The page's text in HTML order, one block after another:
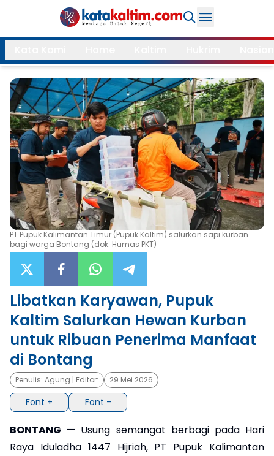
Daerah
Kukar
Samarinda
Bontang
Balikpapan
Kubar
Kutim
PPU
Mahulu
Paser
Berau
More
Internasional
Feature
Opini
Hidup
×
Search
PT Pupuk Kalimantan Timur (Pupuk Kaltim) salurkan sapi kurban
bagi warga Bontang (dok: Humas PKT)
Libatkan Karyawan, Pupuk
Kaltim Salurkan Hewan Kurban
untuk Ribuan Penerima Manfaat
di Bontang
Penulis: Agung | Editor: 29 Mei 2026
Font + Font -
BONTANG — Usung semangat berbagi pada Hari
Raya Iduladha 1447 Hijriah, PT Pupuk Kalimantan